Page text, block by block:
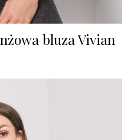
bluza Vivian